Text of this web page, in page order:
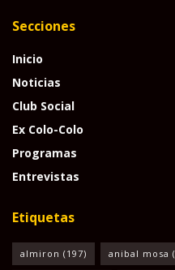
Secciones
Inicio
Noticias
Club Social
Ex Colo-Colo
Programas
Entrevistas
Etiquetas
almiron (197) anibal mosa